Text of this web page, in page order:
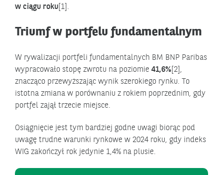
w ciągu roku [1].
Triumf w portfelu fundamentalnym
W rywalizacji portfeli fundamentalnych BM BNP Paribas
wypracowało stopę zwrotu na poziomie 41,6% [2],
znacząco przewyższając wynik szerokiego rynku. To
istotna zmiana w porównaniu z rokiem poprzednim, gdy
portfel zajął trzecie miejsce.
Osiągnięcie jest tym bardziej godne uwagi biorąc pod
uwagę trudne warunki rynkowe w 2024 roku, gdy indeks
WIG zakończył rok jedynie 1,4% na plusie.